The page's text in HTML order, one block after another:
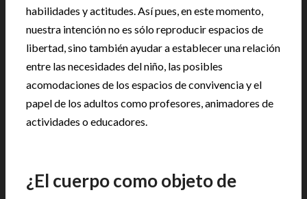
habilidades y actitudes. Así pues, en este momento,
nuestra intención no es sólo reproducir espacios de
libertad, sino también ayudar a establecer una relación
entre las necesidades del niño, las posibles
acomodaciones de los espacios de convivencia y el
papel de los adultos como profesores, animadores de
actividades o educadores.
¿El cuerpo como objeto de